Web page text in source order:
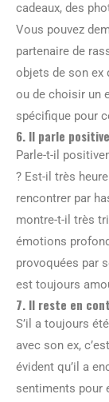
cadeaux, des
Vous pouvez
partenaire de
objets de son ex
ou de choisir un
spécifique pour
6. Il parle
Parle-t-il
? Est-il très
rencontrer par
montre-t-il très
émotions
provoquées par
est toujours
7. Il reste en
S’il a toujours
avec son ex,
évident qu’il a
sentiments pour